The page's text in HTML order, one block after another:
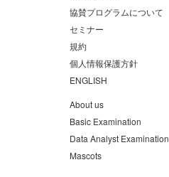
協賛プログラムについて
セミナー
規約
個人情報保護方針
ENGLISH
About us
Basic Examination
Data Analyst Examination
Mascots